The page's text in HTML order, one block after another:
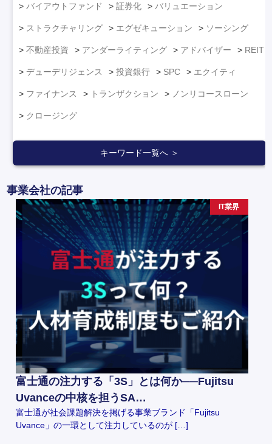
バイアウトファンド 証券化 バリュエーション
ストラクチャリング エグゼキューション ソーシング
不動産投資 アンダーライティング アドバイザー REIT
デューデリジェンス 投資銀行 SPC エクイティ
ファイナンス トランザクション ノンリコースローン
クロージング
キーワード一覧へ ＞
事業会社の記事
IT業界
富士通の注力する「3S」とは何か──Fujitsu
Uvanceの中核を担うSA…
富士通が社会課題解決を掲げる事業ブランド「Fujitsu
Uvance」の一環として注力しているのが […]